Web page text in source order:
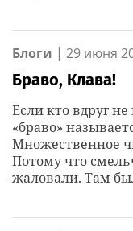
Блоги | 29 июня
Браво, Клава!
Если кто вдруг
«браво»
Множественное
Потому что
жаловали. Там